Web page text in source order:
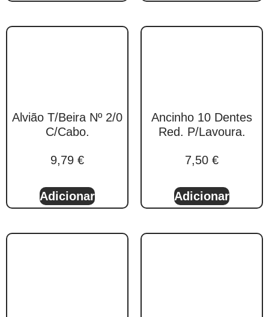
Alvião T/Beira Nº 2/0
C/Cabo.
9,79 €
Adicionar
Ancinho 10 Dentes
Red. P/Lavoura.
7,50 €
Adicionar